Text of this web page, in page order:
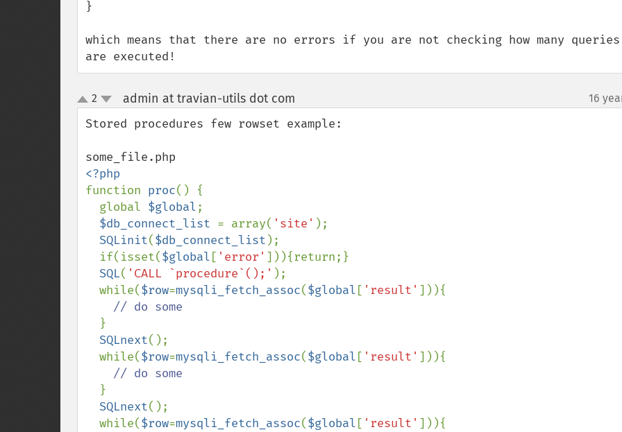
}
which means that there are no errors if you are not checking how many queries
are executed!
up
down
2 admin at travian-utils dot com 16
Stored procedures few rowset example:
function proc() {
  global
$global;
$db_connect_list = array( 'site' );
SQLinit($db_connect_list );
  if(isset(
$global [ 'error' ])){return;}
SQL( 'CALL `procedure`();' );
  while(
$row=mysqli_fetch_assoc($global [ 'result' ])){
// do some
}
SQLnext();
  while(
$row=mysqli_fetch_assoc($global [ 'result' ])){
// do some
}
SQLnext();
  while(
$row=mysqli_fetch_assoc($global [ 'result' ])){